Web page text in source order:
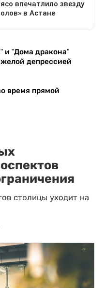
и "Дома дракона"
депрессией
время прямой
столицы уходит на